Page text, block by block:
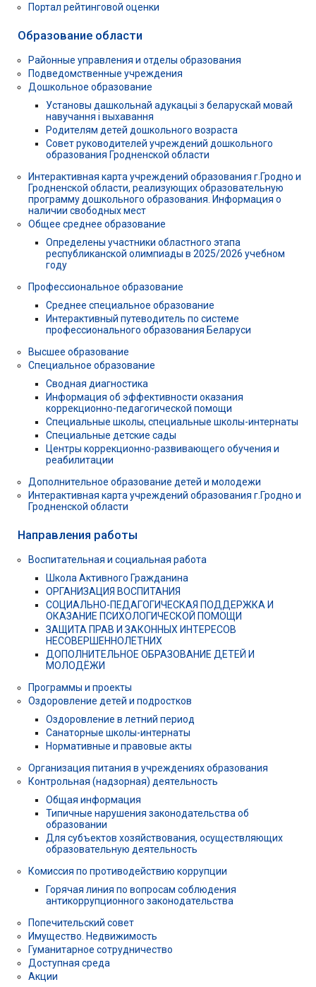
Портал рейтинговой оценки
Образование области
Районные управления и отделы образования
Подведомственные учреждения
Дошкольное образование
Установы дашкольнай адукацыі з беларускай мовай
навучання і выхавання
Родителям детей дошкольного возраста
Совет руководителей учреждений дошкольного
образования Гродненской области
Интерактивная карта учреждений образования г.Гродно и
Гродненской области, реализующих образовательную
программу дошкольного образования. Информация о
наличии свободных мест
Общее среднее образование
Определены участники областного этапа
республиканской олимпиады в 2025/2026 учебном
году
Профессиональное образование
Среднее специальное образование
Интерактивный путеводитель по системе
профессионального образования Беларуси
Высшее образование
Специальное образование
Сводная диагностика
Информация об эффективности оказания
коррекционно-педагогической помощи
Специальные школы, специальные школы-интернаты
Специальные детские сады
Центры коррекционно-развивающего обучения и
реабилитации
Дополнительное образование детей и молодежи
Интерактивная карта учреждений образования г.Гродно и
Гродненской области
Направления работы
Воспитательная и социальная работа
Школа Активного Гражданина
ОРГАНИЗАЦИЯ ВОСПИТАНИЯ
СОЦИАЛЬНО-ПЕДАГОГИЧЕСКАЯ ПОДДЕРЖКА И
ОКАЗАНИЕ ПСИХОЛОГИЧЕСКОЙ ПОМОЩИ
ЗАЩИТА ПРАВ И ЗАКОННЫХ ИНТЕРЕСОВ
НЕСОВЕРШЕННОЛЕТНИХ
ДОПОЛНИТЕЛЬНОЕ ОБРАЗОВАНИЕ ДЕТЕЙ И
МОЛОДЁЖИ
Программы и проекты
Оздоровление детей и подростков
Оздоровление в летний период
Санаторные школы-интернаты
Нормативные и правовые акты
Организация питания в учреждениях образования
Контрольная (надзорная) деятельность
Общая информация
Типичные нарушения законодательства об
образовании
Для субъектов хозяйствования, осуществляющих
образовательную деятельность
Комиссия по противодействию коррупции
Горячая линия по вопросам соблюдения
антикоррупционного законодательства
Попечительский совет
Имущество. Недвижимость
Гуманитарное сотрудничество
Доступная среда
Акции